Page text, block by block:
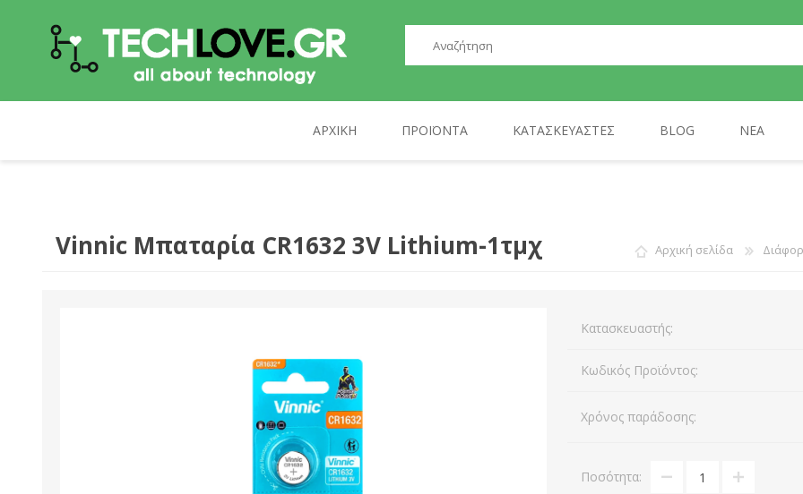
ΑΡΧΙΚΉ ΠΡΟΪΌΝΤΑ
Αποθήκευση
Επεξεργαστές
Κάρτες Γραφικών
Κινητά Τηλέφωνα
Αξεσουάρ Τηλεφωνίας
ΚΑΤΑΣΚΕΥΑΣΤΈΣ
ALCATEL
BLOG ΝΈΑ
Αρχική σελίδα
Vinnic Μπαταρία CR1632 3V Lithium-1τμχ
Κατασκευαστής:
Κωδικός Προϊόντος:
Χρόνος παράδοσης:
Ποσότητα: